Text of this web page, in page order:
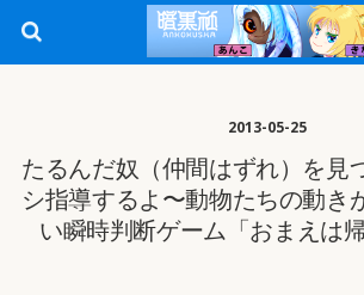
2013-05-25
たるんだ奴（仲間はずれ）を見
シ指導するよ〜動物たちの動き
い瞬時判断ゲーム「おまえは